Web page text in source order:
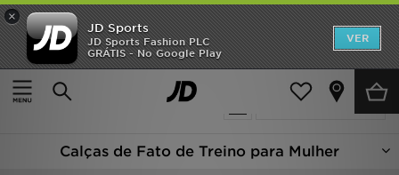
×
JD Sports
JD Sports Fashion PLC
GRÁTIS - No Google Play
VER
Página principal
Mulher Roupa de Mulher Calças Desportivas
Actualizar a pesquisa
68 produtos encontrados
Calças de Fato de Treino para Mulher
INÍCIO
Promoções
HOMEM